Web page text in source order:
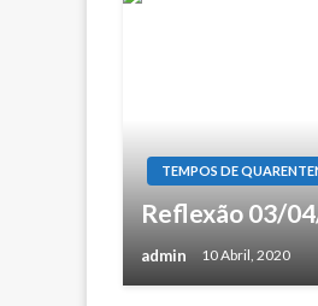
TEMPOS DE
Reflexão 03/
admin 10 Abril, 2020